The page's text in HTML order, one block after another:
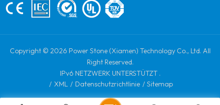
Copyright © 2026 Power Stone (Xiamen) Technology Co., Ltd. All
Right Reserved.
IPv6 NETZWERK UNTERSTÜTZT .
/ XML / Datenschutzrichtlinie / Sitemap